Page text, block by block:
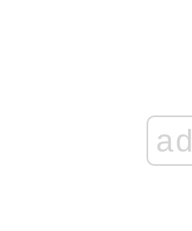
ad